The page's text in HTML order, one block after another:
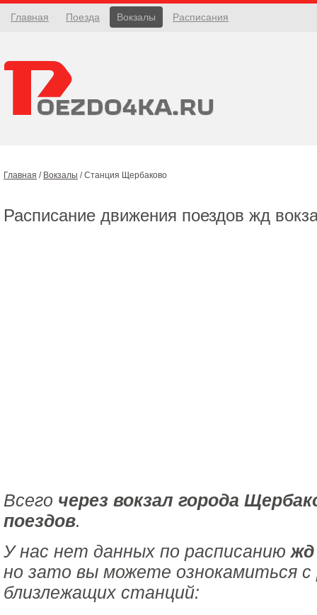
Главная Поезда Вокзалы Расписания
Главная / Вокзалы /Станция Щербаково
Расписание движения поездов жд
Всего через вокзал города
поездов.
У нас нет данных по расписанию жд
но зато вы можете ознокамиться с
близлежащих станций: